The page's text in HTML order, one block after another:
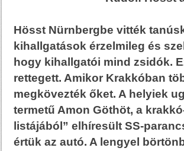
Hösst Nürnbergbe vitték
kihallgatások érzelmileg és
hogy kihallgatói mind zsidók.
rettegett. Amikor Krakkóban
megkövezték őket. A helyiek
termetű Amon Göthöt, a
listájából” elhíresült SS-
értük az autó. A lengyel